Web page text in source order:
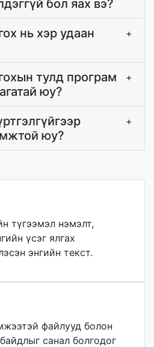
бол яах вэ?
нь хэр удаан
+
тулд програм
юу?
+
юу?
+
түгээмэл нэмэлт,
үсэг ялгах
энгийн текст.
файлууд болон
санал болгодог